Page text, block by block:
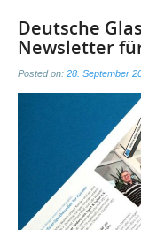
Deutsche
Newsletter
Posted on: 28. September